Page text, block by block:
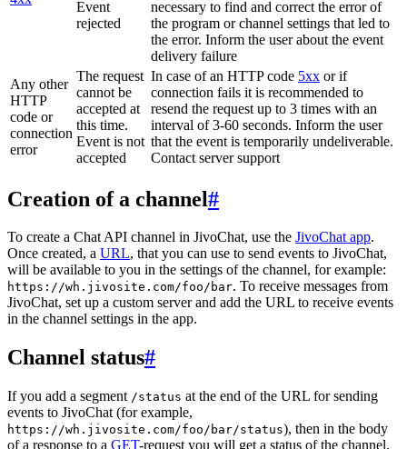
Event
rejected
necessary to find and correct the error of
the program or channel settings that led to
the error. Inform the user about the event
delivery failure
Any other
HTTP
code or
connection
error
The request
cannot be
accepted at
this time.
Event is not
accepted
In case of an HTTP code 5xx or if
connection fails it is recommended to
resend the request up to 3 times with an
interval of 3-60 seconds. Inform the user
that the event is temporarily undeliverable.
Contact server support
Creation of a channel#
To create a Chat API channel in JivoChat, use the JivoChat app.
Once created, a URL, that you can use to send events to JivoChat,
will be available to you in the settings of the channel, for example:
https://wh.jivosite.com/foo/bar. To receive messages from
JivoChat, set up a custom server and add the URL to receive events
in the channel settings in the app.
Channel status#
If you add a segment /status at the end of the URL for sending
events to JivoChat (for example,
https://wh.jivosite.com/foo/bar/status), then in the body
of a response to a GET-request you will get a status of the channel,